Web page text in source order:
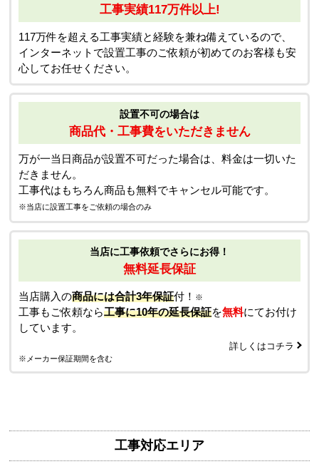
工事実績117万件以上!
117万件を超える工事実績と経験を兼ね備えているので、
インターネットで設置工事のご依頼が初めてのお客様も安
心してお任せください。
設置不可の場合は
商品代・工事費をいただきません
万が一当日商品が設置不可だった場合は、料金は一切いた
だきません。
工事代はもちろん商品も無料でキャンセル可能です。
※当店に設置工事をご依頼の場合のみ
当店に工事依頼でさらにお得！
無料延長保証
当店購入の商品には合計3年保証付！ ※
工事もご依頼なら工事に10年の延長保証を無料にてお付け
しています。
詳しくはコチラ
※メーカー保証期間を含む
工事対応エリア